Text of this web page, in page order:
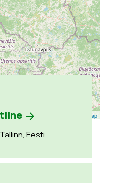
Leaflet OpenStreetMap
Eesti